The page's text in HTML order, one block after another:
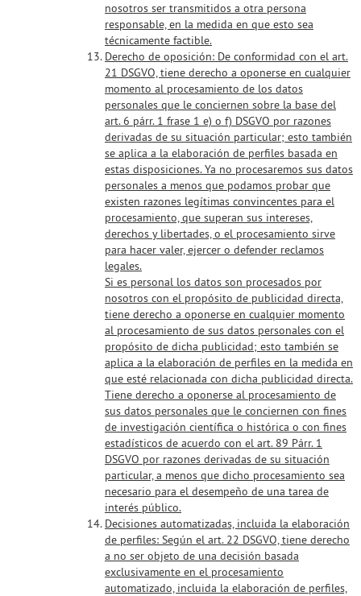
nosotros ser transmitidos a otra persona
responsable, en la medida en que esto sea
técnicamente factible.
Derecho de oposición: De conformidad con el art.
21 DSGVO, tiene derecho a oponerse en cualquier
momento al procesamiento de los datos
personales que le conciernen sobre la base del
art. 6 párr. 1 frase 1 e) o f) DSGVO por razones
derivadas de su situación particular; esto también
se aplica a la elaboración de perfiles basada en
estas disposiciones. Ya no procesaremos sus datos
personales a menos que podamos probar que
existen razones legítimas convincentes para el
procesamiento, que superan sus intereses,
derechos y libertades, o el procesamiento sirve
para hacer valer, ejercer o defender reclamos
legales.
Si es personal los datos son procesados ​​por
nosotros con el propósito de publicidad directa,
tiene derecho a oponerse en cualquier momento
al procesamiento de sus datos personales con el
propósito de dicha publicidad; esto también se
aplica a la elaboración de perfiles en la medida en
que esté relacionada con dicha publicidad directa.
Tiene derecho a oponerse al procesamiento de
sus datos personales que le conciernen con fines
de investigación científica o histórica o con fines
estadísticos de acuerdo con el art. 89 Párr. 1
DSGVO por razones derivadas de su situación
particular, a menos que dicho procesamiento sea
necesario para el desempeño de una tarea de
interés público.
Decisiones automatizadas, incluida la elaboración
de perfiles: Según el art. 22 DSGVO, tiene derecho
a no ser objeto de una decisión basada
exclusivamente en el procesamiento
automatizado, incluida la elaboración de perfiles,